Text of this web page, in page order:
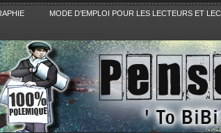
MODE D’EMPLOI POUR LES LECTEURS ET